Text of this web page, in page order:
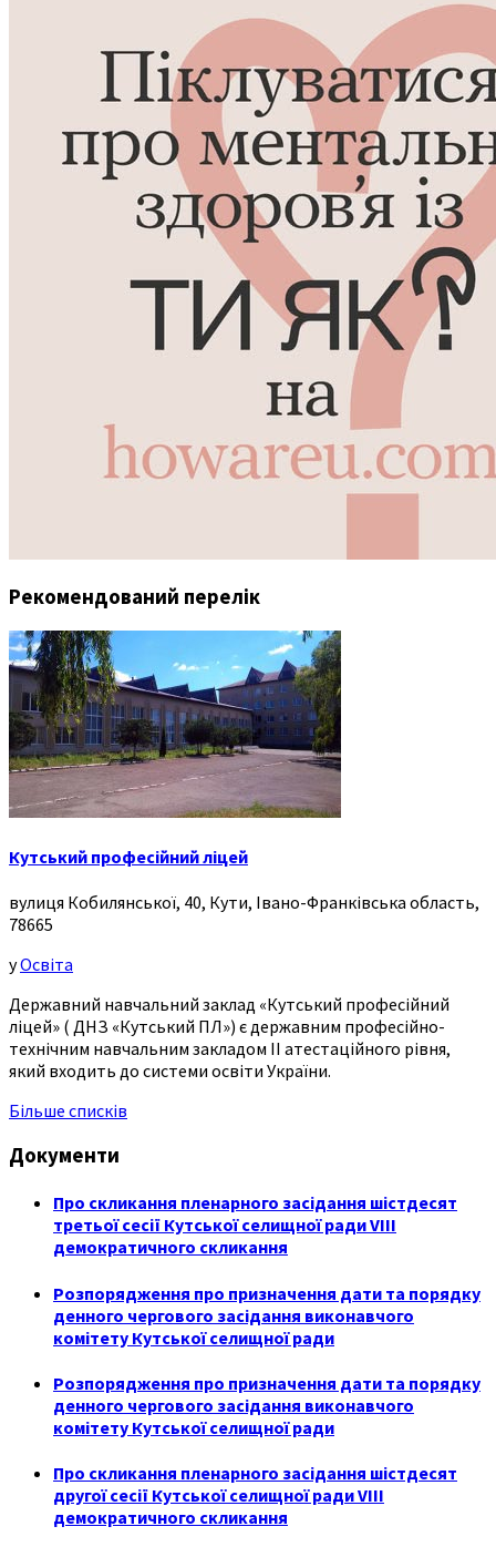
Рекомендований перелік
Кутський професійний ліцей
вулиця Кобилянської, 40, Кути, Івано-Франківська область,
78665
уОсвіта
Державний навчальний заклад «Кутський професійний
ліцей» ( ДНЗ «Кутський ПЛ») є державним професійно-
технічним навчальним закладом ІІ атестаційного рівня,
який входить до системи освіти України.
Більше списків
Документи
Про скликання пленарного засідання шістдесят
третьої сесії Кутської селищної ради VIII
демократичного скликання
Розпорядження про призначення дати та порядку
денного чергового засідання виконавчого
комітету Кутської селищної ради
Розпорядження про призначення дати та порядку
денного чергового засідання виконавчого
комітету Кутської селищної ради
Про скликання пленарного засідання шістдесят
другої сесії Кутської селищної ради VIII
демократичного скликання